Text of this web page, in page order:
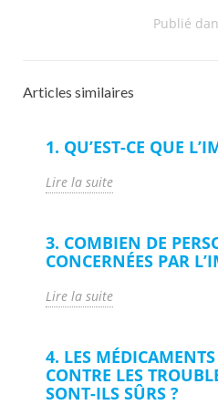
Publié
Articles similaires
1. QU’EST-CE QUE
Lire la suite
3. COMBIEN DE
CONCERNÉES PAR
Lire la suite
4. LES
CONTRE LES
SONT-ILS SÛRS ?